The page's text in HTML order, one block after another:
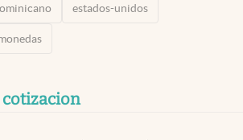
estados-unidos
cotizacion